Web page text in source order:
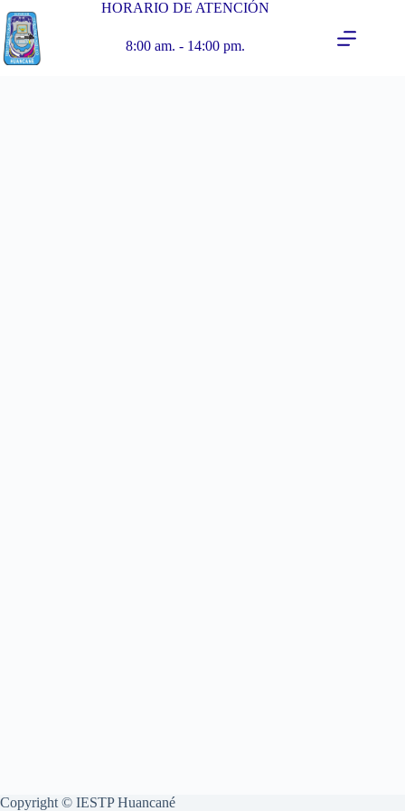
HORARIO DE ATENCIÓN
8:00 am. - 14:00 pm.
Copyright © IESTP Huancané